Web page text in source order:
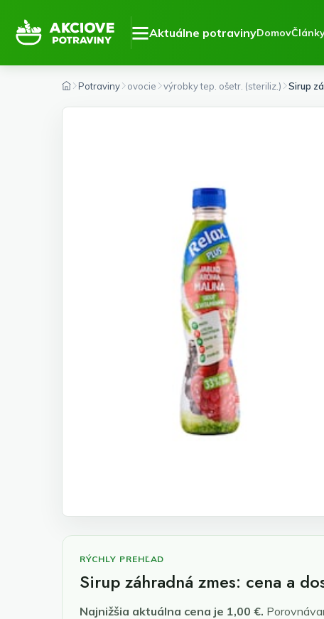
Aktuálne potravinyDomov
Potraviny ovocie výrobky tep. ošetr. (steriliz.) Sirup
RÝCHLY PREHĽAD
Sirup záhradná zmes: cena a
Najnižšia aktuálna cena je 1,00 €.